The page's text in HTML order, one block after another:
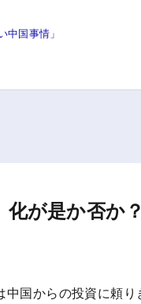
国事情」
が是か否か？
国からの投資に頼